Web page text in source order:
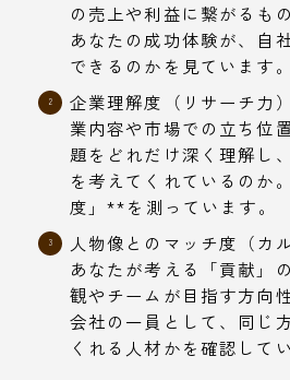
の売上や利益に繋がるも
あなたの成功体験が、自
できるのかを見ています。
企業理解度（リサーチ力
業内容や市場での立ち位
題をどれだけ深く理解し
を考えてくれているのか
度」**を測っています。
人物像とのマッチ度（カ
あなたが考える「貢献」
観やチームが目指す方向
会社の一員として、同じ
くれる人材かを確認して